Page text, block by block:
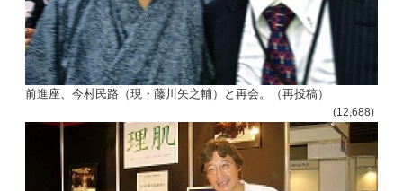
前進座、今村民路（現・藤川矢之輔）と再会。（再投稿）
(12,688)